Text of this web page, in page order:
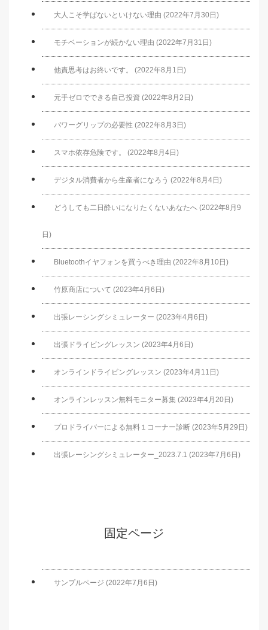
大人こそ学ばないといけない理由 (2022年7月30日)
モチベーションが続かない理由 (2022年7月31日)
他責思考はお終いです。 (2022年8月1日)
元手ゼロでできる自己投資 (2022年8月2日)
パワーグリップの必要性 (2022年8月3日)
スマホ依存危険です。 (2022年8月4日)
デジタル消費者から生産者になろう (2022年8月4日)
どうしても二日酔いになりたくないあなたへ (2022年8月9
日)
Bluetoothイヤフォンを買うべき理由 (2022年8月10日)
竹原商店について (2023年4月6日)
出張レーシングシミュレーター (2023年4月6日)
出張ドライビングレッスン (2023年4月6日)
オンラインドライビングレッスン (2023年4月11日)
オンラインレッスン無料モニター募集 (2023年4月20日)
プロドライバーによる無料１コーナー診断 (2023年5月29日)
出張レーシングシミュレーター_2023.7.1 (2023年7月6日)
固定ページ
サンプルページ (2022年7月6日)